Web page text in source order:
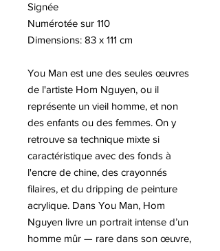
Signée
Numérotée sur 110
Dimensions: 83 x 111 cm
You Man est une des seules œuvres
de l'artiste Hom Nguyen, ou il
représente un vieil homme, et non
des enfants ou des femmes. On y
retrouve sa technique mixte si
caractéristique avec des fonds à
l'encre de chine, des crayonnés
filaires, et du dripping de peinture
acrylique. Dans You Man, Hom
Nguyen livre un portrait intense d’un
homme mûr — rare dans son œuvre,